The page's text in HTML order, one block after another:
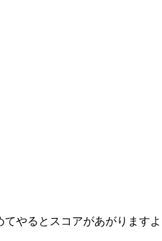
やるとスコアがあがりますよ